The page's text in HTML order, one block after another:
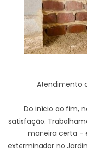
Atendimento
Do início ao fim,
satisfação.
maneira certa -
exterminador no